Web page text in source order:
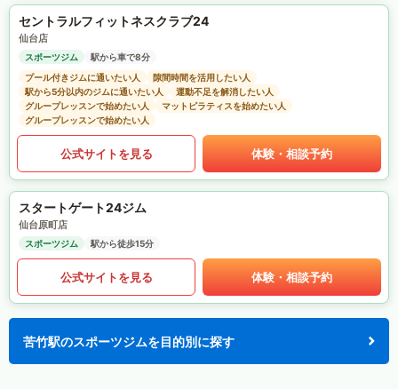
セントラルフィットネスクラブ24
仙台店
スポーツジム
駅から車で8分
プール付きジムに通いたい人
隙間時間を活用したい人
駅から5分以内のジムに通いたい人
運動不足を解消したい人
グループレッスンで始めたい人
マットピラティスを始めたい人
グループレッスンで始めたい人
公式サイトを見る 体験・相談予約
スタートゲート24ジム
仙台原町店
スポーツジム 駅から徒歩15分
公式サイトを見る 体験・相談予約
苦竹駅のスポーツジムを目的別に探す